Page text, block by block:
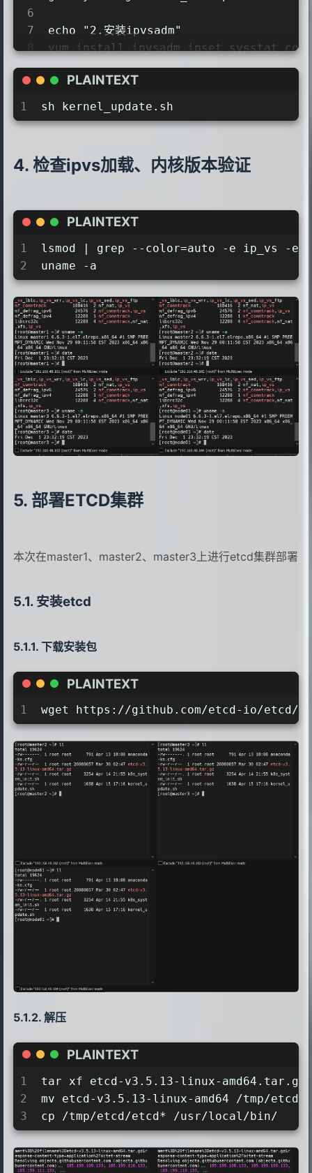
63
64
65
66
67
69
71
72
74
75
78
79
80
81
82
83
84
85
86
87
88
90
91
94
97
99
101
103
104
105
106
107
112
113
sed -i 's/http\:\/\/
curl -o /etc/yum.repos.d/docker-
sed -i 's/\$releasever/7/g' /etc/
echo "5.更新yum源软件包缓存"
echo "6.添加hosts解析"
127.0.0.1   localhost
::1         localhost
192.168.48.101 master1
192.168.48.102 master2
192.168.48.103 master3
192.168.48.104 node01
192.168.48.105 node02
EOF
echo "7.关闭swap分区"
swapoff -a && sysctl -w
sed -ri '/^[^#]*swap/s@^@#@' /etc/
yum install chrony -y
systemctl start chronyd
chronyc sources
echo "9.配置limits.conf"
ulimit -SHn 65535
* soft nofile 65536
* soft nproc 65535
* soft memlock unlimited
* hard memlock unlimited
EOF
echo "11.重启"
reboot
6
7
8
9
10
11
12
15
18
23
24
25
26
27
28
29
30
31
34
37
40
42
44
46
47
48
49
50
51
55
56
57
58
62
64
65
66
67
68
69
70
71
72
echo "2.安装ipvsadm"
yum install ipvsadm ipset sysstat
echo "3.配置ipvs模块"
modprobe -- ip_vs
modprobe -- ip_vs_wrr
modprobe -- ip_vs_sh
cat >> /etc/modules-load.d/ipvs.conf
ip_vs_lc
ip_vs_wrr
ip_vs_lblc
ip_vs_lblcr
ip_vs_dh
ip_vs_sh
ip_vs_fo
ip_vs_nq
ip_vs_sed
ip_vs_ftp
ip_tables
ipt_set
ipip
systemctl enable --now systemd-
cat <<EOF > /etc/sysctl.d/k8s.conf
net.ipv4.ip_nonlocal_bind = 1
net.ipv4.ip_forward = 1
net.bridge.bridge-nf-call-iptables = 1
net.bridge.bridge-nf-call-ip6tables =
fs.may_detach_mounts = 1
fs.inotify.max_user_watches=89100
fs.file-max=52706963
fs.nr_open=52706963
net.netfilter.nf_conntrack_max=2310720
net.ipv4.tcp_max_tw_buckets = 36000
net.ipv4.tcp_max_orphans = 327680
net.ipv4.tcp_orphan_retries = 3
net.ipv4.tcp_syncookies = 1
net.ipv4.tcp_max_syn_backlog = 16384
net.ipv4.ip_conntrack_max = 65536
net.ipv4.tcp_max_syn_backlog = 16384
net.ipv4.tcp_timestamps = 0
net.core.somaxconn = 16384
EOF
PLAINTEXT
1 sh kernel_update.sh
检查ipvs加载、内核版本验证
PLAINTEXT
1
2
lsmod | grep --color=auto -e ip_vs -e
uname -a
部署ETCD集群
本次在master1、master2、master3上进行etcd集群部署
安装etcd
下载安装包
PLAINTEXT
1 wget https://github.com/etcd-io/etcd/
解压
PLAINTEXT
1
2
3
tar xf etcd-v3.5.13-linux-amd64.tar.gz
mv etcd-v3.5.13-linux-amd64 /tmp/etcd
cp /tmp/etcd/etcd* /usr/local/bin/